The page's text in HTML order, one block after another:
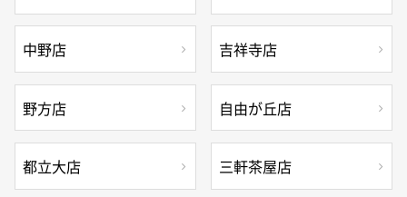
中野店 吉祥寺店
野方店 自由が丘店
都立大店 三軒茶屋店